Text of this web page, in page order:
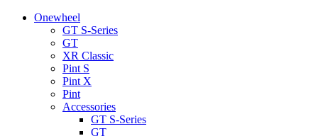
Onewheel
GT S-Series
GT
XR Classic
Pint S
Pint X
Pint
Accessories
GT S-Series
GT